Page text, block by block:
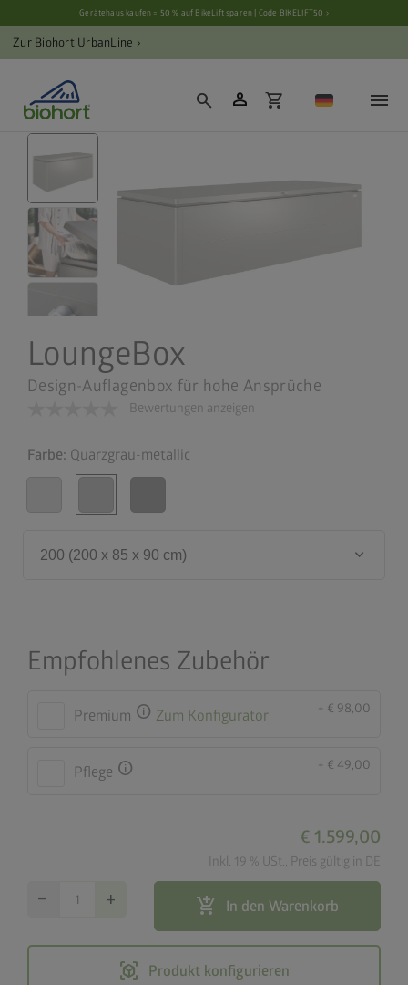
Cookie-EinstellungenGerätehaus kaufen = 50 % auf BikeLift sparen | Code BIKELIFT50 ›
Zur Biohort UrbanLine ›
search person shopping_cart
LoungeBox
Design-Auflagenbox für hohe Ansprüche
Bewertungen anzeigen
Farbe: Quarzgrau-metallic
200 (200 x 85 x 90 cm) keyboard_arrow_down
Empfohlenes Zubehör
Premium info Zum Konfigurator + € 98,00
Pflege info + € 49,00
€ 1.599,00
Inkl. 19 % USt., Preis gültig in DE
remove add add_shopping_cart In den Warenkorb
view_in_ar Produkt konfigurieren